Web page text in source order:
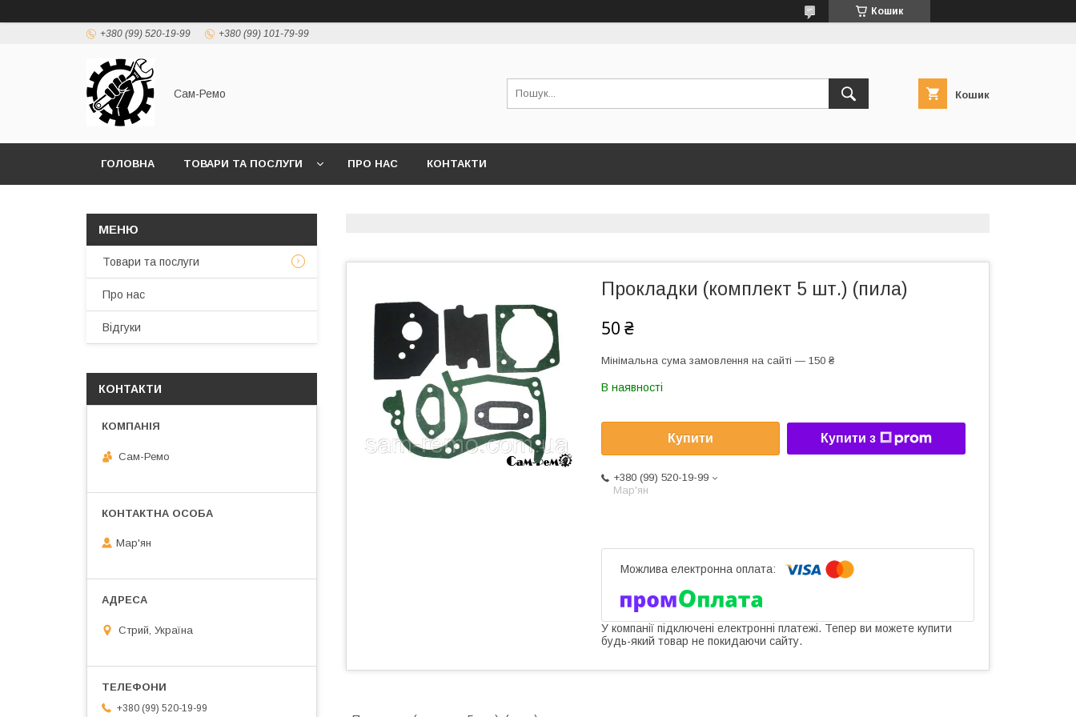
Кошик
+380 (99) 520-19-99 +380 (99) 101-79-99
Сам-Ремо Кошик
ГОЛОВНА ТОВАРИ ТА ПОСЛУГИ ПРО НАС КОНТАКТИ
Прокладки (комплект 5 шт.) (пила)
50 ₴
Мінімальна сума замовлення на сайті — 150 ₴
В наявності
Купити Купити з
+380 (99) 520-19-99
Мар'ян
У компанії підключені електронні платежі. Тепер ви можете купити
будь-який товар не покидаючи сайту.
Товари та послуги
Про нас
Відгуки
КОНТАКТИ
Сам-Ремо
Мар'ян
Стрий, Україна
+380 (99) 520-19-99